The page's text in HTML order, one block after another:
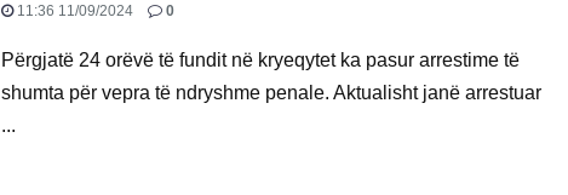
11:36 11/09/2024 0
Përgjatë 24 orëvë të fundit në kryeqytet ka pasur arrestime të
shumta për vepra të ndryshme penale. Aktualisht janë arrestuar
...